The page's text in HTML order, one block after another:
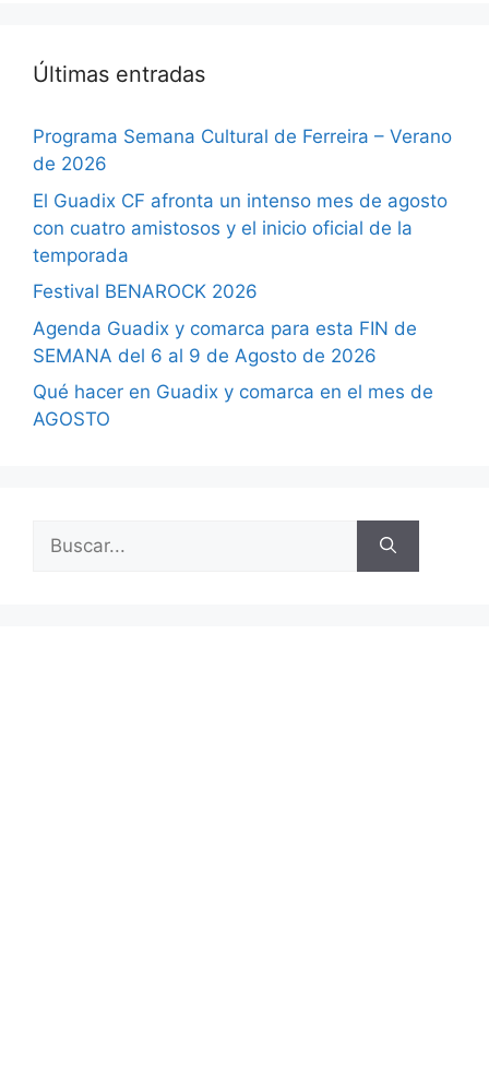
Últimas entradas
Programa Semana Cultural de Ferreira – Verano
de 2026
El Guadix CF afronta un intenso mes de agosto
con cuatro amistosos y el inicio oficial de la
temporada
Festival BENAROCK 2026
Agenda Guadix y comarca para esta FIN de
SEMANA del 6 al 9 de Agosto de 2026
Qué hacer en Guadix y comarca en el mes de
AGOSTO
Buscar: